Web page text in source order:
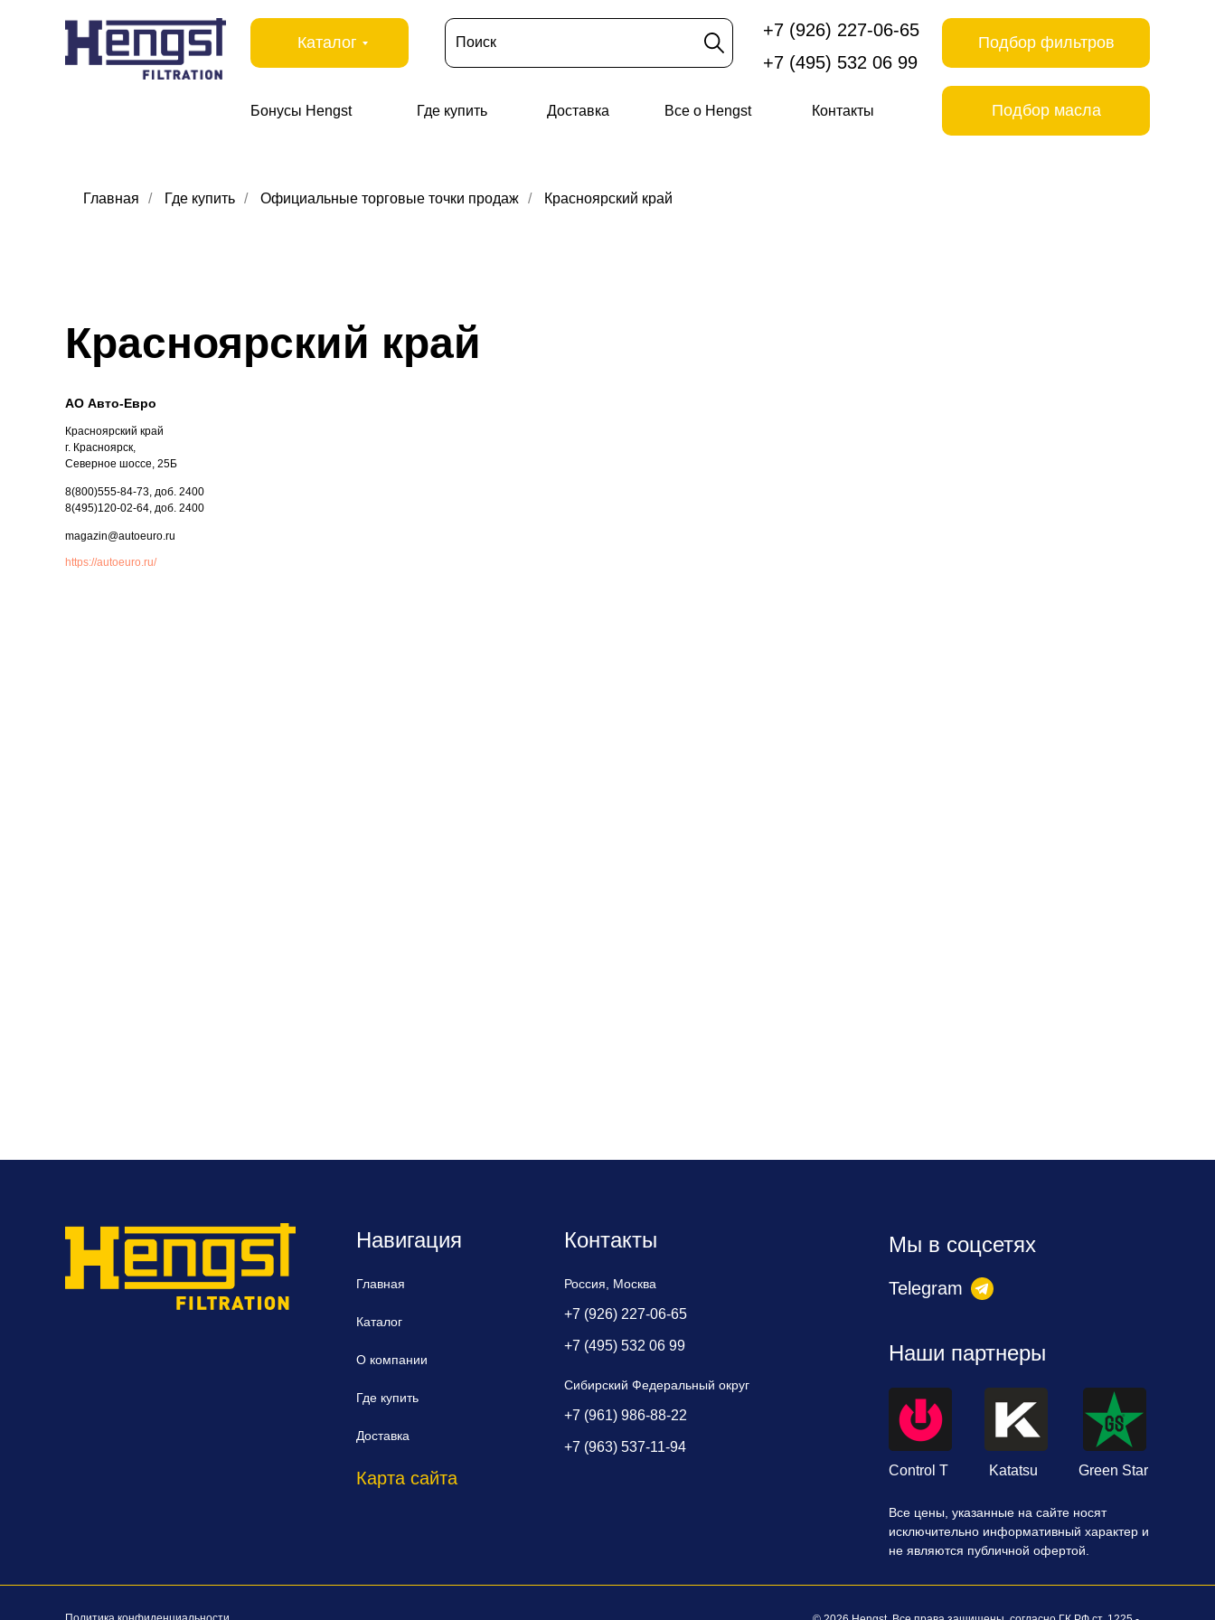
Контакты
Бонусы Hengst Где купить Доставка Все о Hengst
Подбор фильтров
Подбор масла
Каталог
+7 (926) 227-06-65
+7 (495) 532 06 99
Поиск
Главная / Где купить / Официальные торговые точки продаж / Красноярский край
Красноярский край
АО Авто-Евро
Красноярский край
г. Красноярск,
Северное шоссе, 25Б
8(800)555-84-73, доб. 2400
8(495)120-02-64, доб. 2400
magazin@autoeuro.ru
https://autoeuro.ru/
Все цены, указанные на сайте носят
исключительно информативный характер и
не являются публичной офертой.
Навигация
Главная
О компании
Каталог
Где купить
Карта сайта
Доставка
Мы в соцсетях
Telegram
Control T Katatsu Green Star
Наши партнеры
Контакты
+7 (963) 537-11-94
+7 (961) 986-88-22
Сибирский Федеральный округ
+7 (926) 227-06-65
+7 (495) 532 06 99
Россия, Москва